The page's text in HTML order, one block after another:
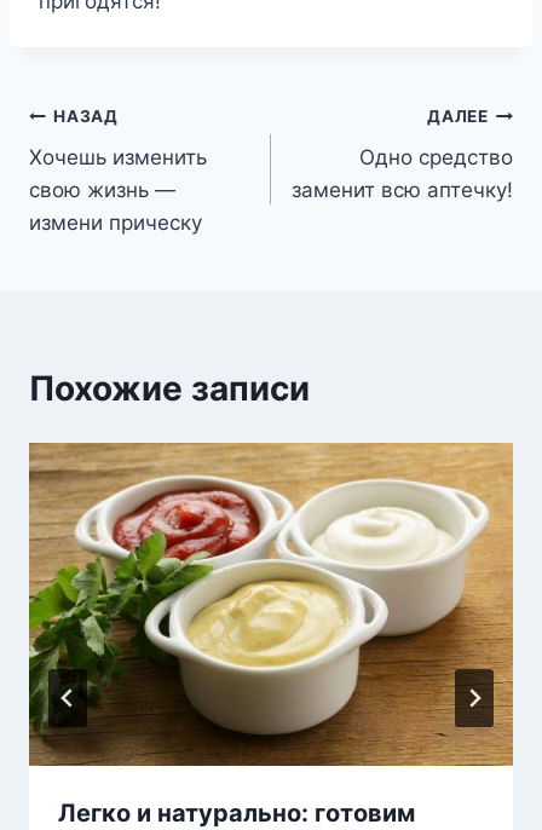
Навигация
по
записям
НАЗАД
Хочешь изменить
свою жизнь —
измени прическу
ДАЛЕЕ
Одно средство
заменит всю аптечку!
Похожие записи
Легко и натурально: готовим